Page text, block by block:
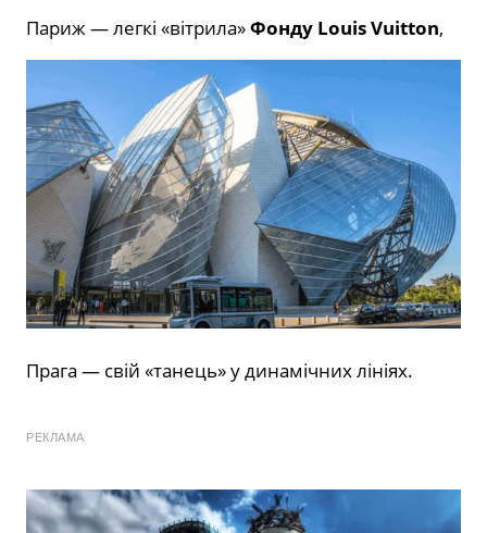
Париж — легкі «вітрила»Фонду Louis Vuitton,
Прага — свій «танець» у динамічних лініях.
РЕКЛАМА